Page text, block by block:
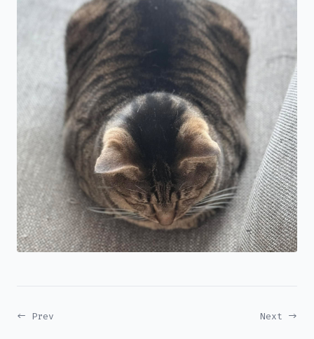
← Prev Next →